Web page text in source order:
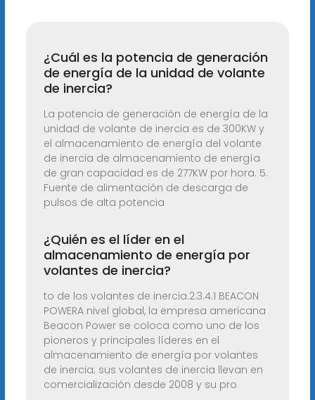
¿Cuál es la potencia de generación
de energía de la unidad de volante
de inercia?
La potencia de generación de energía de la
unidad de volante de inercia es de 300KW y
el almacenamiento de energía del volante
de inercia de almacenamiento de energía
de gran capacidad es de 277KW por hora. 5.
Fuente de alimentación de descarga de
pulsos de alta potencia
¿Quién es el líder en el
almacenamiento de energía por
volantes de inercia?
to de los volantes de inercia.2.3.4.1 BEACON
POWERA nivel global, la empresa americana
Beacon Power se coloca como uno de los
pioneros y principales líderes en el
almacenamiento de energía por volantes
de inercia; sus volantes de inercia llevan en
comercialización desde 2008 y su pro